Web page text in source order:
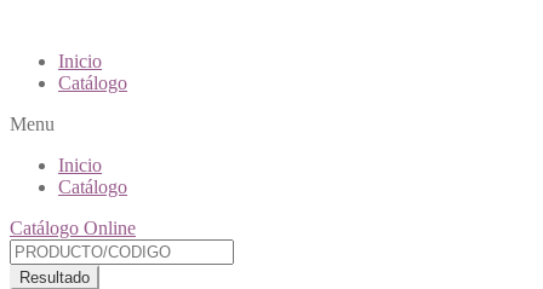
Inicio
Catálogo
Menu
Inicio
Catálogo
Catálogo Online
Resultado